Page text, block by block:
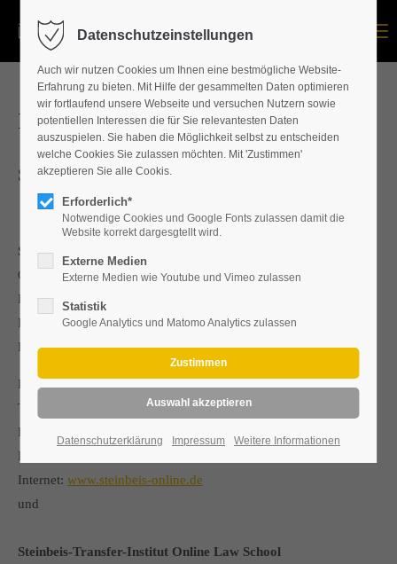
Impressum
Steinbeis-Hochschule GmbH (SHB)
Steinbeis-Transfer-Institut
Online Institut School of Management and Technology
Rudower Chaussee 28
D- 12489 Berlin
Direktoren: Dr.-Ing. Walter Beck und Dr.-Ing. Peter Schupp
Kontakt:
Tel.: +49 (0)30 29 33 09-0
Fax: +49 (0)30 29 33 09-20
E-Mail:
Internet: www.steinbeis-online.de
und
Steinbeis-Transfer-Institut Online Law School
Datenschutzeinstellungen
Auch wir nutzen Cookies um Ihnen eine bestmögliche Website-
Erfahrung zu bieten. Mit Hilfe der gesammelten Daten optimieren
wir fortlaufend unsere Webseite und versuchen Nutzern sowie
potentiellen Interessen die für Sie relevantesten Daten
auszuspielen. Sie haben die Möglichkeit selbst zu entscheiden
welche Cookies Sie zulassen möchten. Mit 'Zustimmen'
akzeptieren Sie alle Cookis.
Erforderlich*
Notwendige Cookies und Google Fonts zulassen damit die
Website korrekt dargesgtellt wird.
Externe Medien
Externe Medien wie Youtube und Vimeo zulassen
Statistik
Google Analytics und Matomo Analytics zulassen
Datenschutzerklärung Impressum Weitere Informationen